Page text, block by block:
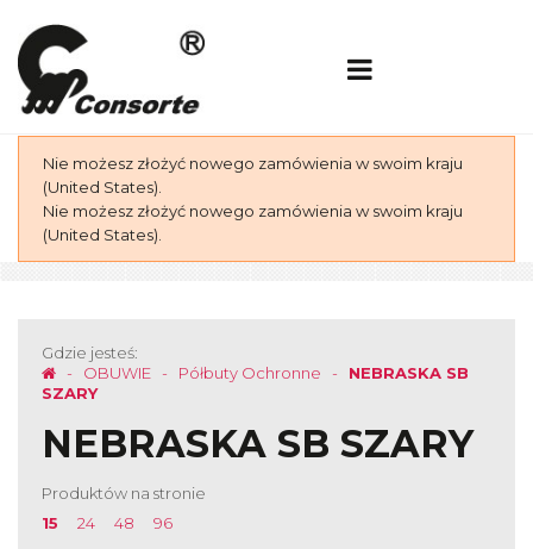
Nie możesz złożyć nowego zamówienia w swoim kraju
(United States).
Nie możesz złożyć nowego zamówienia w swoim kraju
(United States).
Gdzie jesteś:
OBUWIE
Półbuty Ochronne
NEBRASKA SB
SZARY
NEBRASKA SB SZARY
Produktów na stronie
15
24 48 96